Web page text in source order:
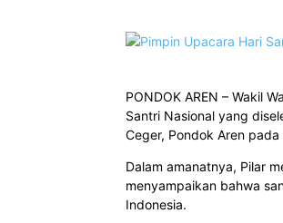
PONDOK AREN – Wakil
Santri Nasional yang
Ceger, Pondok Aren
Dalam amanatnya, Pilar
menyampaikan bahwa
Indonesia.